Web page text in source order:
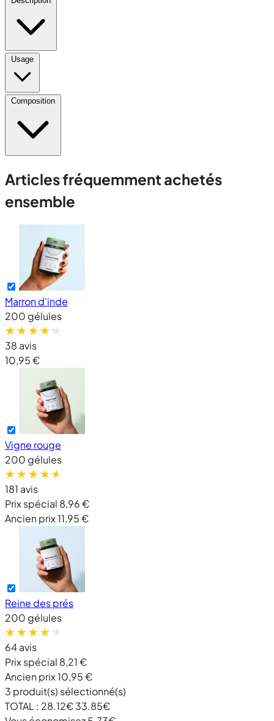
Usage
Composition
Articles fréquemment achetés
ensemble
Marron d'inde
200 gélules
38 avis
10,95 €
Vigne rouge
200 gélules
181 avis
Prix spécial 8,96 €
Ancien prix11,95 €
Reine des prés
200 gélules
64 avis
Prix spécial 8,21 €
Ancien prix10,95 €
3 produit(s) sélectionné(s)
TOTAL : 28.12€33.85€